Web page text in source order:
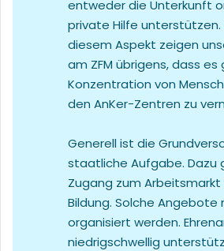
entweder die Unterkunft
private Hilfe unterstützen.
diesem Aspekt zeigen
am ZFM übrigens, dass es
Konzentration von
den AnKer-Zentren zu
Generell ist die
staatliche Aufgabe. Dazu
Zugang zum Arbeitsmarkt
Bildung. Solche
organisiert werden.
niedrigschwellig